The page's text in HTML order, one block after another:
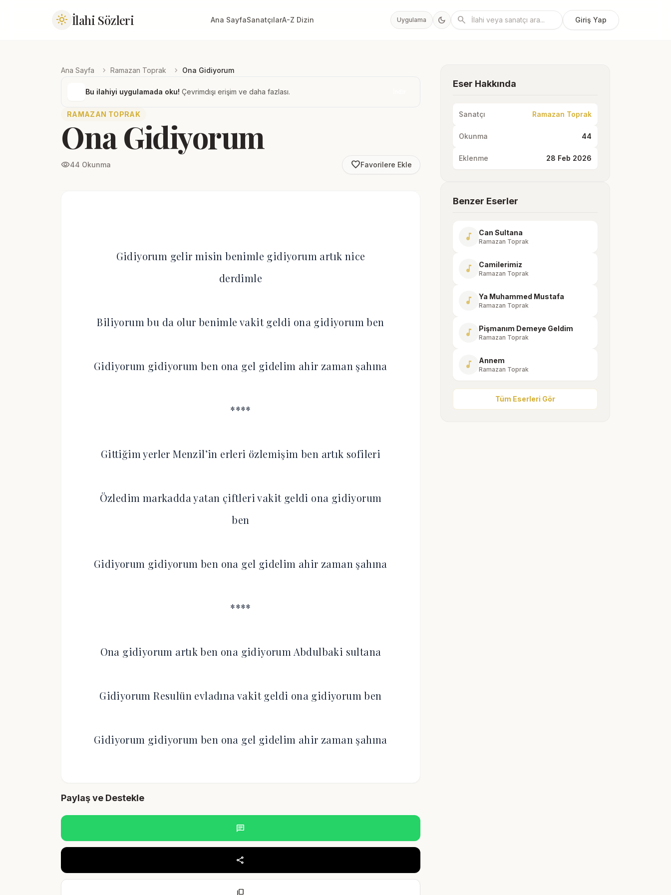
light_mode İlahi Sözleri Ana SayfaSanatçılarA-Z Dizin Uygulama dark_mode search Giriş Yap
Ana Sayfa chevron_right Ramazan Toprak chevron_right Ona Gidiyorum
Bu ilahiyi uygulamada oku! Çevrimdışı erişim ve daha fazlası.
RAMAZAN TOPRAK
Ona Gidiyorum
visibility44 Okunma favorite_borderFavorilere Ekle
Gidiyorum gelir misin benimle gidiyorum artık nice
derdimle
Biliyorum bu da olur benimle vakit geldi ona gidiyorum ben
Gidiyorum gidiyorum ben ona gel gidelim ahir zaman şahına
****
Gittiğim yerler Menzil’in erleri özlemişim ben artık sofileri
Özledim markadda yatan çiftleri vakit geldi ona gidiyorum
ben
Gidiyorum gidiyorum ben ona gel gidelim ahir zaman şahına
****
Ona gidiyorum artık ben ona gidiyorum Abdulbaki sultana
Gidiyorum Resulün evladına vakit geldi ona gidiyorum ben
Gidiyorum gidiyorum ben ona gel gidelim ahir zaman şahına
Paylaş ve Destekle
chat
share
content_copy
Eser Hakkında
Sanatçı Ramazan Toprak
Okunma 44
Eklenme 28 Feb 2026
Benzer Eserler
music_note Can Sultana
Ramazan Toprak
music_note Camilerimiz
Ramazan Toprak
music_note Ya Muhammed Mustafa
Ramazan Toprak
music_note Pişmanım Demeye Geldim
Ramazan Toprak
music_note Annem
Ramazan Toprak
Tüm Eserleri Gör